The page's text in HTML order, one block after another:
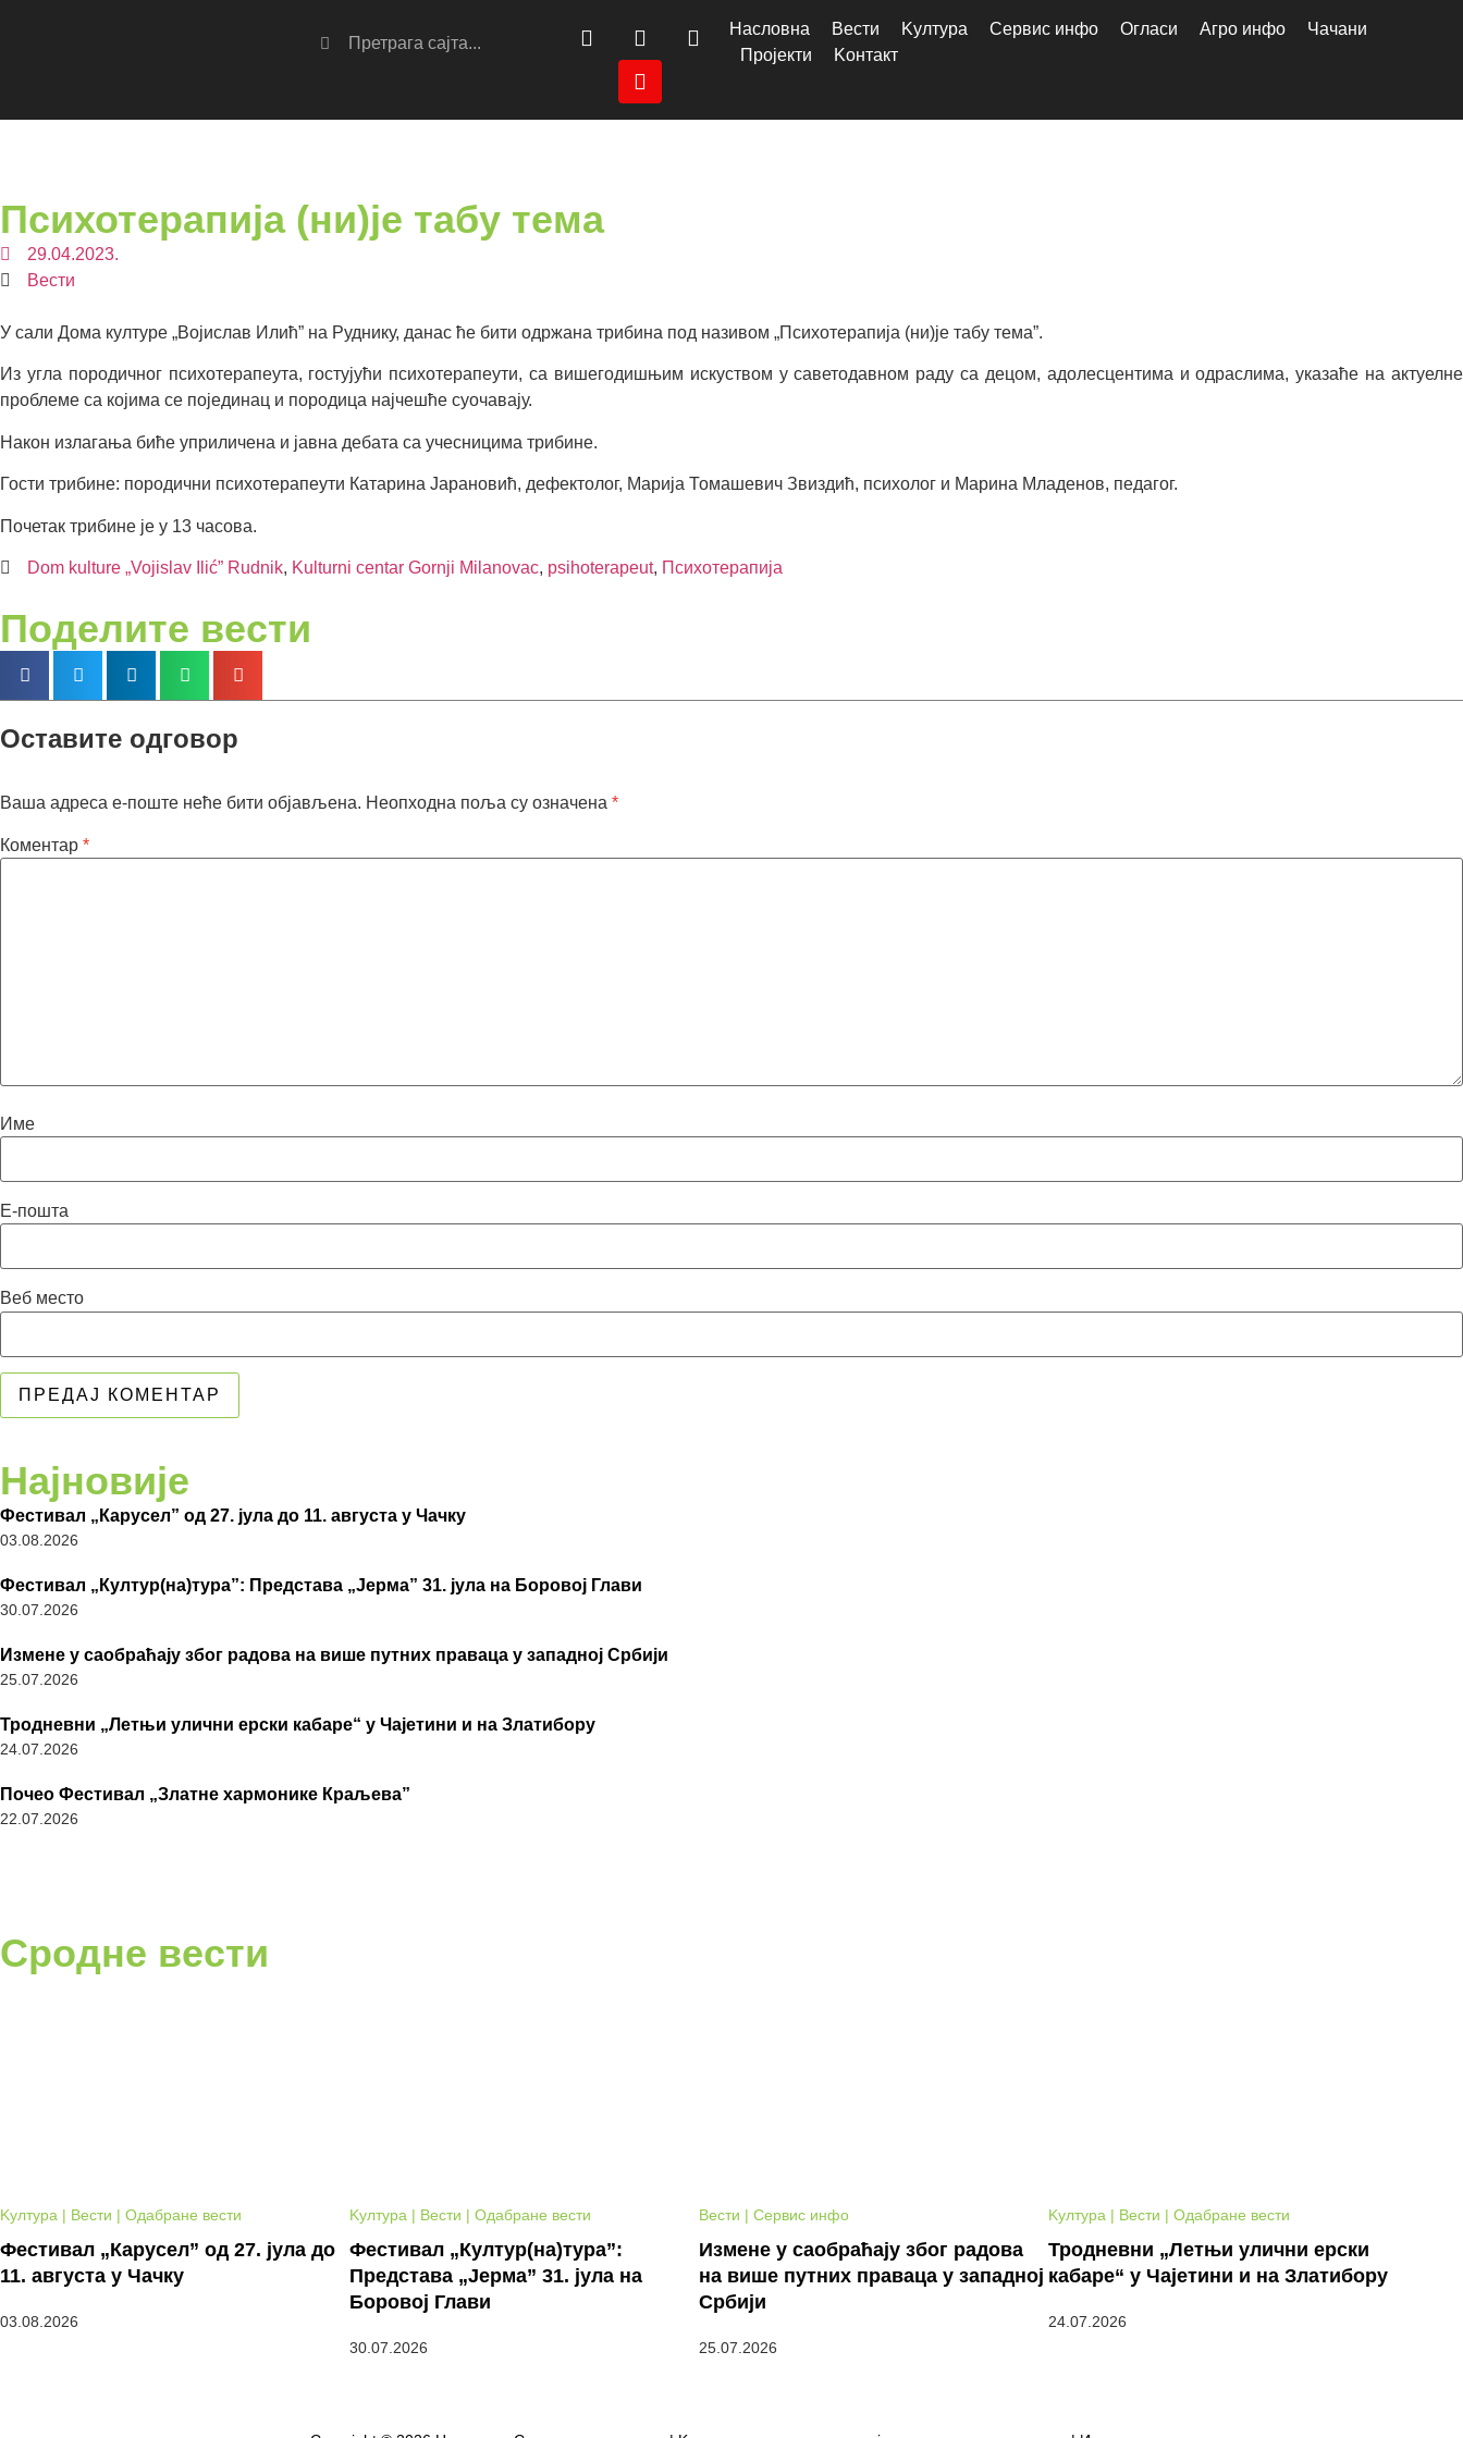
Насловна Вести Kултура Сервис инфо Огласи Агро инфо
Чачани
Пројекти
Kонтакт
Психотерапија (ни)је табу тема
29.04.2023.
Вести
У сали Дома културе „Војислав Илић” на Руднику, данас ће бити одржана трибина под називом „Психотерапија (ни)је табу тема”.
Из угла породичног психотерапеута, гостујући психотерапеути, са вишегодишњим искуством у саветодавном раду са децом, адолесцентима и одраслима, указаће на актуелне
проблеме са којима се појединац и породица најчешће суочавају.
Након излагања биће уприличена и јавна дебата са учесницима трибине.
Гости трибине: породични психотерапеути Катарина Јарановић, дефектолог, Марија Томашевич Звиздић, психолог и Марина Младенов, педагог.
Почетак трибине је у 13 часова.
Dom kulture „Vojislav Ilić” Rudnik, Kulturni centar Gornji Milanovac, psihoterapeut, Психотерапија
Поделите вести
Оставите одговор
Ваша адреса е-поште неће бити објављена. Неопходна поља су означена *
Коментар *
Име
Е-пошта
Веб место
Најновије
Фестивал „Карусел” од 27. јула до 11. августа у Чачку
03.08.2026
Фестивал „Култур(на)тура”: Представа „Јерма” 31. јула на Боровој Глави
30.07.2026
Измене у саобраћају због радова на више путних праваца у западној Србији
25.07.2026
Тродневни „Летњи улични ерски кабаре“ у Чајетини и на Златибору
24.07.2026
Почео Фестивал „Златне хармонике Краљева”
22.07.2026
Сродне вести
Kултура | Вести | Одабране вести
Фестивал „Карусел” од 27. јула до
11. августа у Чачку
03.08.2026
Kултура | Вести | Одабране вести
Фестивал „Култур(на)тура”:
Представа „Јерма” 31. јула на
Боровој Глави
30.07.2026
Вести | Сервис инфо
Измене у саобраћају због радова
на више путних праваца у западној
Србији
25.07.2026
Kултура | Вести | Одабране вести
Тродневни „Летњи улични ерски
кабаре“ у Чајетини и на Златибору
24.07.2026